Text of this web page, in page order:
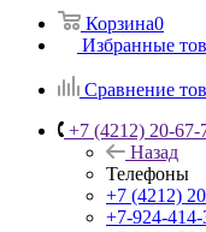
Корзина0
Избранные
Сравнение
+7 (4212) 20-67-
Назад
Телефоны
+7 (4212)
+7-924-